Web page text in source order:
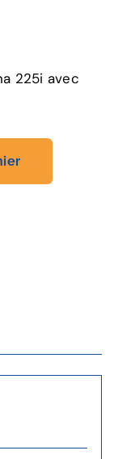
225i avec